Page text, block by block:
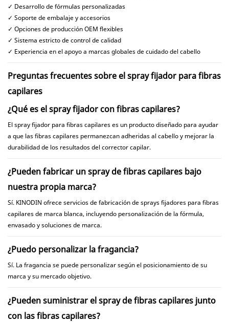
✓ Desarrollo de fórmulas personalizadas
✓ Soporte de embalaje y accesorios
✓ Opciones de producción OEM flexibles
✓ Sistema estricto de control de calidad
✓ Experiencia en el apoyo a marcas globales de cuidado del cabello
Preguntas frecuentes sobre el spray fijador para fibras
capilares
¿Qué es el spray fijador con fibras capilares?
El spray fijador para fibras capilares es un producto diseñado para ayudar
a que las fibras capilares permanezcan adheridas al cabello y mejorar la
durabilidad de los resultados del corrector capilar.
¿Pueden fabricar un spray de fibras capilares bajo
nuestra propia marca?
Sí. KINODIN ofrece servicios de fabricación de sprays fijadores para fibras
capilares de marca blanca, incluyendo personalización de la fórmula,
envasado y soluciones de marca.
¿Puedo personalizar la fragancia?
Sí. La fragancia se puede personalizar según el posicionamiento de su
marca y su mercado objetivo.
¿Pueden suministrar el spray de fibras capilares junto
con las fibras capilares?